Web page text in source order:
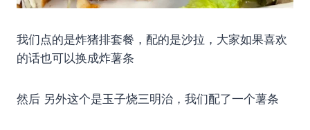
我们点的是炸猪排套餐，配的是沙拉，大家如果喜欢
的话也可以换成炸薯条
然后 另外这个是玉子烧三明治，我们配了一个薯条